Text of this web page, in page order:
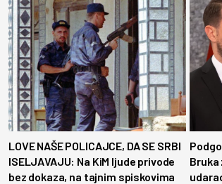
LOVE NAŠE POLICAJCE, DA SE SRBI
ISELJAVAJU: Na KiM ljude privode
bez dokaza, na tajnim spiskovima
Bruka